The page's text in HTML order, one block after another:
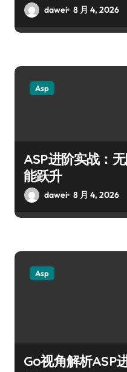
dawei 8 月 4, 2026
Asp
ASP进阶实战：
能跃升
dawei 8 月 4, 2026
Asp
Go视角解析ASP